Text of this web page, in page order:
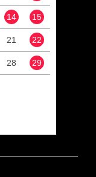
14 15
21 22
28 29